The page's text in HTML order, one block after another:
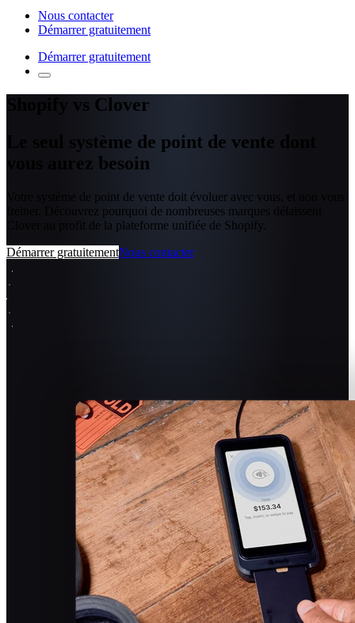
Nous contacter
Démarrer gratuitement
Démarrer gratuitement
Shopify vs Clover
Le seul système de point de vente dont
vous aurez besoin
Votre système de point de vente doit évoluer avec vous, et non vous
freiner. Découvrez pourquoi de nombreuses marques délaissent
Clover au profit de la plateforme unifiée de Shopify.
Démarrer gratuitementNous contacter